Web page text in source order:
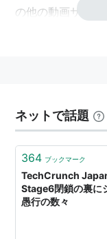
の他の動画サイ
28日にサービスを
*1:DivXの最高財
本当の理由
ネットで話題
364 ブックマーク
TechCrunch
Stage6閉鎖の裏に
愚行の数々